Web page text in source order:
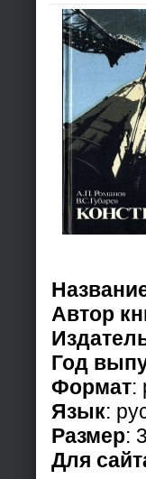
Автор
Год
Формат:
Язык:
Размер:
Для